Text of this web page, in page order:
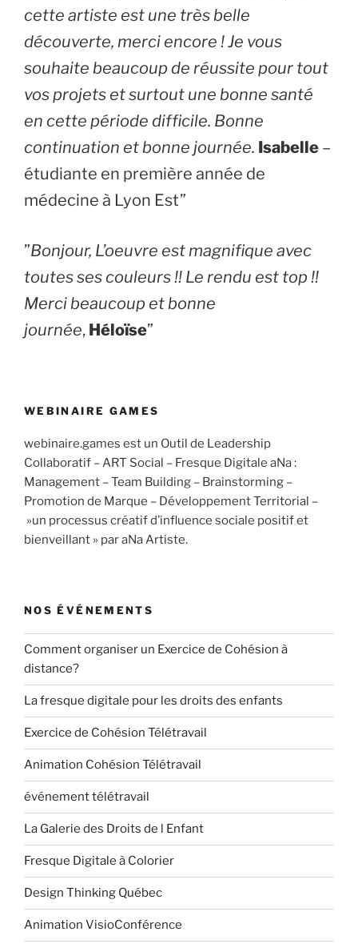
cette artiste est une très belle
découverte, merci encore ! Je vous
souhaite beaucoup de réussite pour tout
vos projets et surtout une bonne santé
en cette période difficile. Bonne
continuation et bonne journée. Isabelle –
étudiante en première année de
médecine à Lyon Est”
​”Bonjour, L’oeuvre est magnifique avec
toutes ses couleurs !! Le rendu est top !!
Merci beaucoup et bonne
journée, Héloïse”
WEBINAIRE GAMES
webinaire.games est un Outil de Leadership
Collaboratif – ART Social – Fresque Digitale aNa :
Management – Team Building – Brainstorming –
Promotion de Marque – Développement Territorial –
»un processus créatif d’influence sociale positif et
bienveillant » par aNa Artiste.
NOS ÉVÉNEMENTS
Comment organiser un Exercice de Cohésion à
distance?
La fresque digitale pour les droits des enfants
Exercice de Cohésion Télétravail
Animation Cohésion Télétravail
événement télétravail
La Galerie des Droits de l Enfant
Fresque Digitale à Colorier
Design Thinking Québec
Animation VisioConférence